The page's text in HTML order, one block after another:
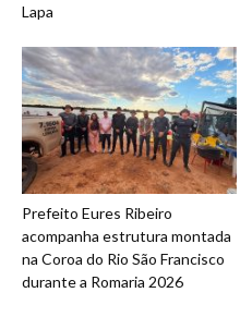
Lapa
Prefeito Eures Ribeiro
acompanha estrutura montada
na Coroa do Rio São Francisco
durante a Romaria 2026